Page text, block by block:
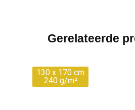
Gerelateerde
130 x 170 cm
240 g/m²